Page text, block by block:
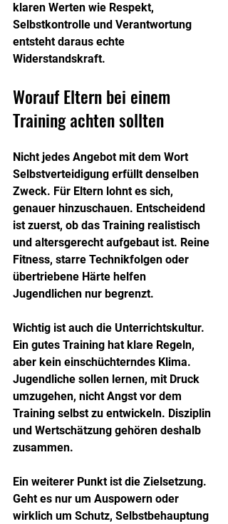
klaren Werten wie Respekt,
Selbstkontrolle und Verantwortung
entsteht daraus echte
Widerstandskraft.
Worauf Eltern bei einem
Training achten sollten
Nicht jedes Angebot mit dem Wort
Selbstverteidigung erfüllt denselben
Zweck. Für Eltern lohnt es sich,
genauer hinzuschauen. Entscheidend
ist zuerst, ob das Training realistisch
und altersgerecht aufgebaut ist. Reine
Fitness, starre Technikfolgen oder
übertriebene Härte helfen
Jugendlichen nur begrenzt.
Wichtig ist auch die Unterrichtskultur.
Ein gutes Training hat klare Regeln,
aber kein einschüchterndes Klima.
Jugendliche sollen lernen, mit Druck
umzugehen, nicht Angst vor dem
Training selbst zu entwickeln. Disziplin
und Wertschätzung gehören deshalb
zusammen.
Ein weiterer Punkt ist die Zielsetzung.
Geht es nur um Auspowern oder
wirklich um Schutz, Selbstbehauptung